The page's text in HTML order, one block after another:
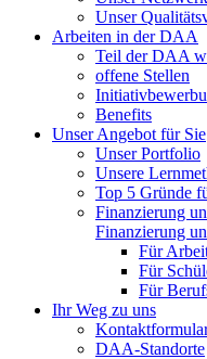
Unser
Arbeiten in der DAA
Teil der DAA
offene Stellen
Benefits
Unser Angebot für Sie
Unser Portfolio
Unsere
Top 5 Gründe
Finanzierung
Finanzierung
Für
Für
Für
Ihr Weg zu uns
DAA-Standorte